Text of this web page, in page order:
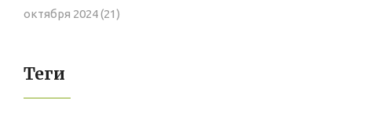
октября 2024(21)
Теги